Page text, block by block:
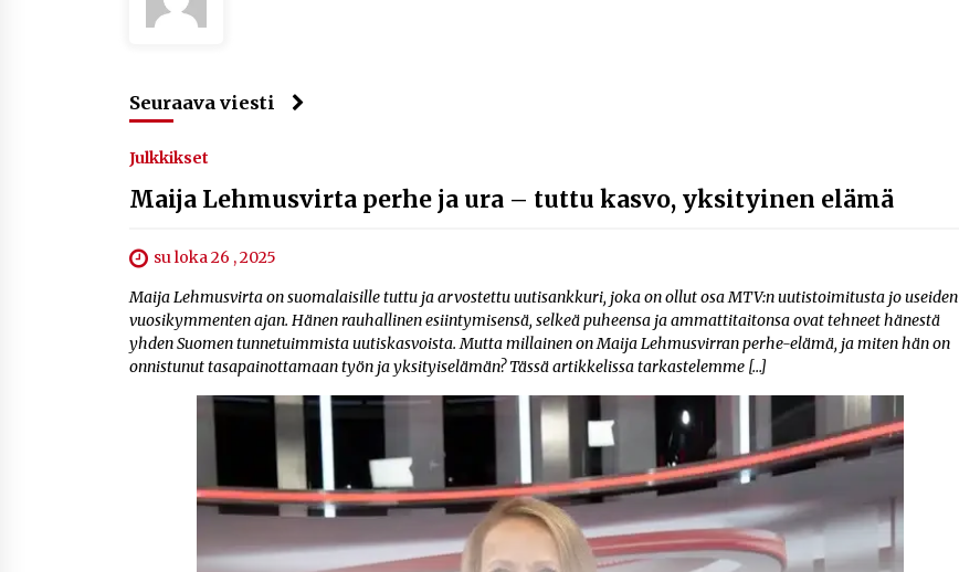
Seuraava viesti
Julkkikset
Maija Lehmusvirta perhe ja ura – tuttu kasvo, yksityinen elämä
su loka 26 , 2025
Maija Lehmusvirta on suomalaisille tuttu ja arvostettu uutisankkuri, joka on ollut osa MTV:n uutistoimitusta jo useiden
vuosikymmenten ajan. Hänen rauhallinen esiintymisensä, selkeä puheensa ja ammattitaitonsa ovat tehneet hänestä
yhden Suomen tunnetuimmista uutiskasvoista. Mutta millainen on Maija Lehmusvirran perhe-elämä, ja miten hän on
onnistunut tasapainottamaan työn ja yksityiselämän? Tässä artikkelissa tarkastelemme […]